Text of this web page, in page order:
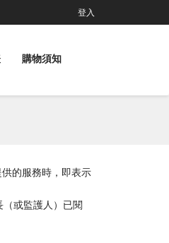
登入
購物須知
的服務時，即表示
或監護人）已閱